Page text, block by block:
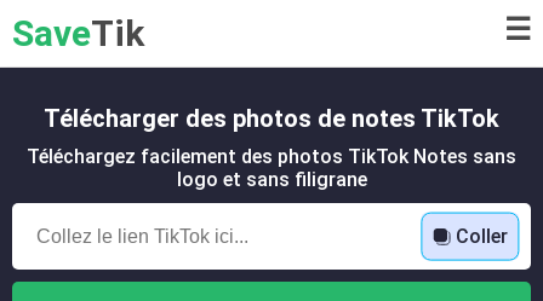
SaveTik ☰
Télécharger des photos de notes TikTok
Téléchargez facilement des photos TikTok Notes sans
logo et sans filigrane
Coller